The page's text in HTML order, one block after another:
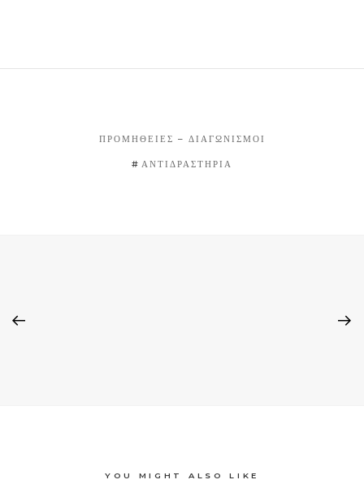
ΠΡΟΜΉΘΕΙΕΣ – ΔΙΑΓΩΝΙΣΜΟΊ
ΑΝΤΙΔΡΑΣΤΉΡΙΑ
YOU MIGHT ALSO LIKE